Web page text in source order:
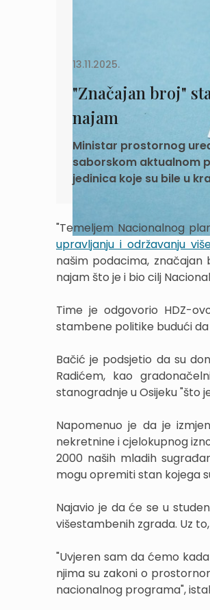
13.11.2025.
"Značajan broj"
najam
Ministar prostornog
saborskom aktualnom
jedinica koje su bile u
"Temeljem Nacionalnog
upravljanju i održavanju
našim podacima,
najam što je i bio cilj
Time je odgovorio HDZ-
stambene politike budući
Bačić je podsjetio da su
Radićem, kao
stanogradnje u Osijeku "što
Napomenuo je da je
nekretnine i cjelokupnog
2000 naših mladih
mogu opremiti stan kojega
Najavio je da će se u
višestambenih zgrada. Uz
"Uvjeren sam da ćemo
njima su zakoni o
nacionalnog programa",